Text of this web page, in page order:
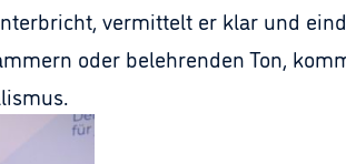
vermittelt er klar und
oder belehrenden Ton,